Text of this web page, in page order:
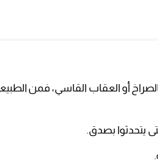
أو العقاب القاسي، فمن
يتحدثوا بصدق.